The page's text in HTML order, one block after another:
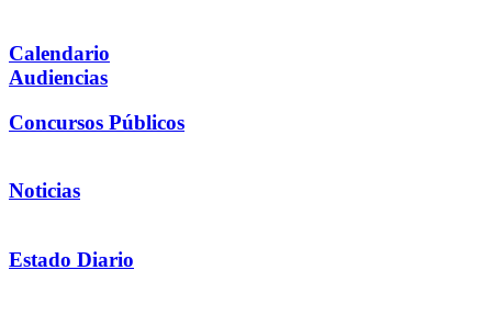
Calendario
Audiencias
Concursos Públicos
Noticias
Estado Diario